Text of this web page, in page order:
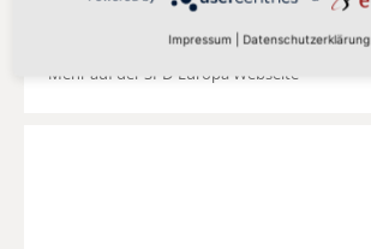
S&D Fraktion
Mehr auf der SPD-Europa Webseite
Impressum Datenschutzerklärung